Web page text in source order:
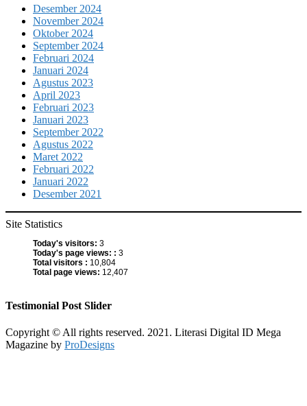
Desember 2024
November 2024
Oktober 2024
September 2024
Februari 2024
Januari 2024
Agustus 2023
April 2023
Februari 2023
Januari 2023
September 2022
Agustus 2022
Maret 2022
Februari 2022
Januari 2022
Desember 2021
Site Statistics
Today's visitors: 3
Today's page views: : 3
Total visitors : 10,804
Total page views: 12,407
Testimonial Post Slider
Copyright © All rights reserved. 2021. Literasi Digital ID Mega
Magazine by ProDesigns